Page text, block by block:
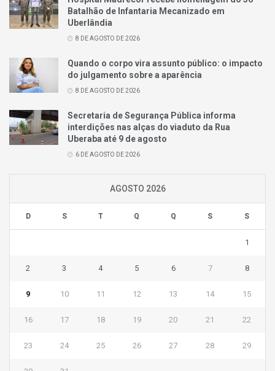
Batalhão de Infantaria Mecanizado em
Uberlândia
8 DE AGOSTO DE 2026
Quando o corpo vira assunto público: o impacto
do julgamento sobre a aparência
8 DE AGOSTO DE 2026
Secretaria de Segurança Pública informa
interdições nas alças do viaduto da Rua
Uberaba até 9 de agosto
6 DE AGOSTO DE 2026
AGOSTO 2026
D S T Q Q S S
1
2 3 4 5 6 7 8
9 10 11 12 13 14 15
16 17 18 19 20 21 22
23 24 25 26 27 28 29